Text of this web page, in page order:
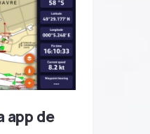
app de